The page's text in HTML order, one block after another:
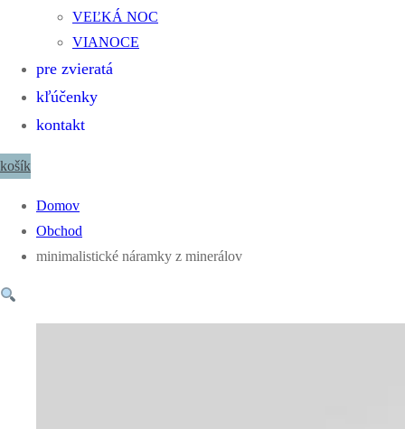
VEĽKÁ NOC
VIANOCE
pre zvieratá
kľúčenky
kontakt
košík
Domov
Obchod
minimalistické náramky z minerálov